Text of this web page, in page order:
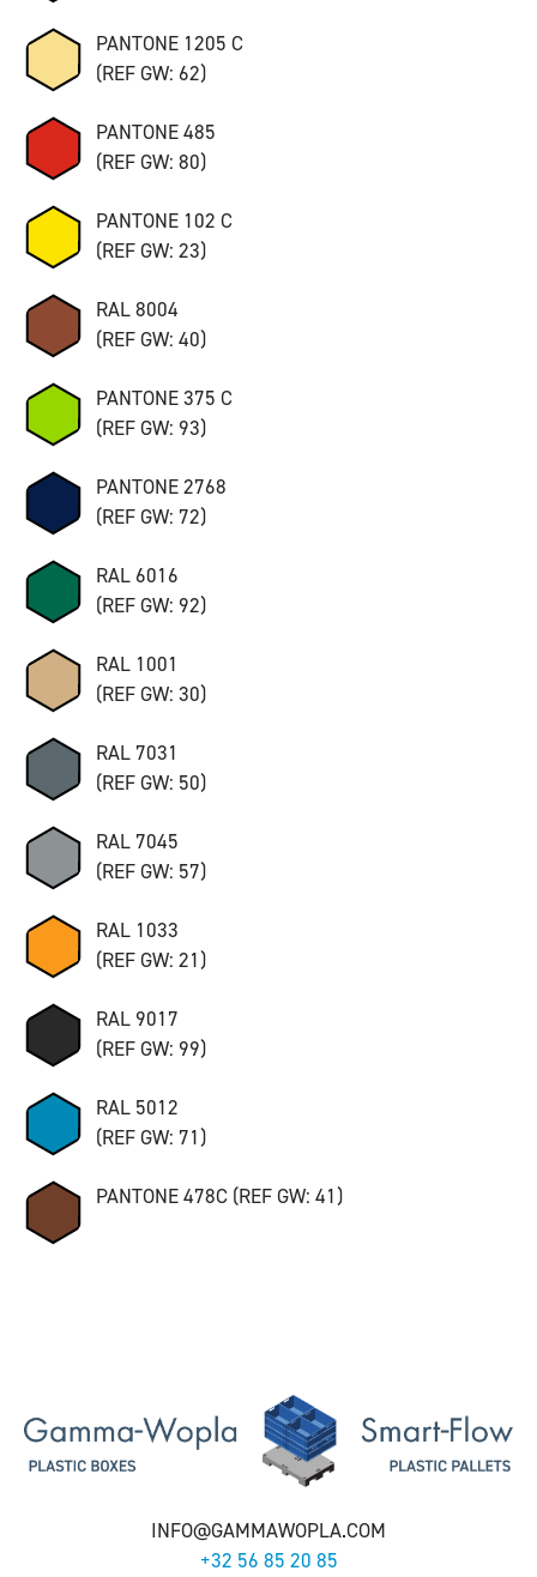
PANTONE 1205 C
(REF GW: 62)
PANTONE 485
(REF GW: 80)
PANTONE 102 C
(REF GW: 23)
RAL 8004
(REF GW: 40)
PANTONE 375 C
(REF GW: 93)
PANTONE 2768
(REF GW: 72)
RAL 6016
(REF GW: 92)
RAL 1001
(REF GW: 30)
RAL 7031
(REF GW: 50)
RAL 7045
(REF GW: 57)
RAL 1033
(REF GW: 21)
RAL 9017
(REF GW: 99)
RAL 5012
(REF GW: 71)
PANTONE 478C (REF GW: 41)
INFO@GAMMAWOPLA.COM
+32 56 85 20 85